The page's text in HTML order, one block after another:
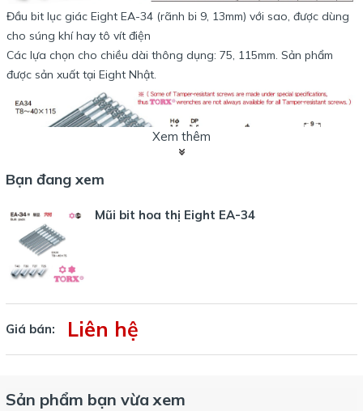
Đầu bit lục giác Eight EA-34 (rãnh bi 9, 13mm) với sao, được dùng
cho súng khí hay tô vít điện
Các lựa chọn cho chiều dài thông dụng: 75, 115mm. Sản phẩm
được sản xuất tại Eight Nhật.
Với đầu bit không có lỗ giữa, tham khảo dòng Eight EA-33
Xem thêm
Bạn đang xem
Mũi bit hoa thị Eight EA-34
Giá bán: Liên hệ
Sản phẩm bạn vừa xem